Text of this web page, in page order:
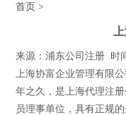
首页 >
来源：浦东公司注册 时
上海协富企业管理有限
年之久，是上海代理注
员理事单位，具有正规